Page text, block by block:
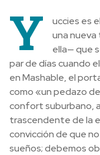
Y
uccies es
una
ella— que
par de días cuando
en Mashable, el
como «un pedazo
confort suburbano,
trascendente de la
convicción de que
sueños; debemos